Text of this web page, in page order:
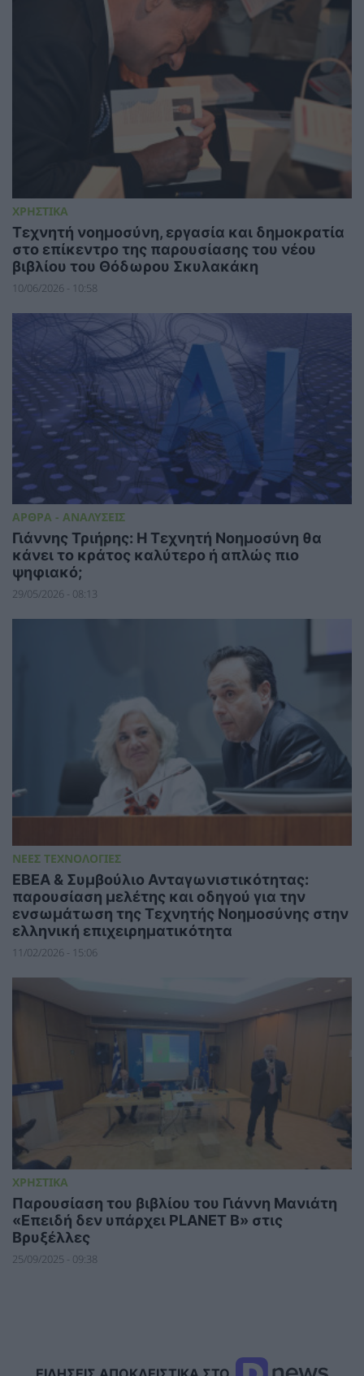
ΧΡΗΣΤΙΚΑ
Τεχνητή νοημοσύνη, εργασία και δημοκρατία
στο επίκεντρο της παρουσίασης του νέου
βιβλίου του Θόδωρου Σκυλακάκη
10/06/2026 - 10:58
ΑΡΘΡΑ - ΑΝΑΛΥΣΕΙΣ
Γιάννης Τριήρης: Η Τεχνητή Νοημοσύνη θα
κάνει το κράτος καλύτερο ή απλώς πιο
ψηφιακό;
29/05/2026 - 08:13
ΝΕΕΣ ΤΕΧΝΟΛΟΓΙΕΣ
ΕΒΕΑ & Συμβούλιο Ανταγωνιστικότητας:
παρουσίαση μελέτης και οδηγού για την
ενσωμάτωση της Τεχνητής Νοημοσύνης στην
ελληνική επιχειρηματικότητα
11/02/2026 - 15:06
ΧΡΗΣΤΙΚΑ
Παρουσίαση του βιβλίου του Γιάννη Μανιάτη
«Επειδή δεν υπάρχει PLANET B» στις
Βρυξέλλες
25/09/2025 - 09:38